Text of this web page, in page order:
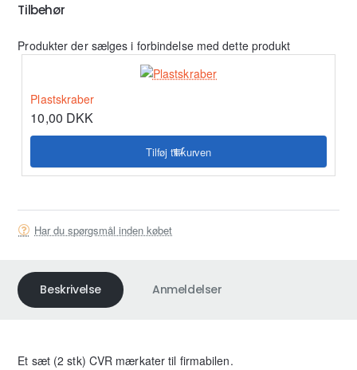
Tilbehør
Produkter der sælges i forbindelse med dette produkt
Plastskraber
10,00 DKK
Tilføj til kurven
Har du spørgsmål inden købet
Beskrivelse Anmeldelser
Et sæt (2 stk) CVR mærkater til firmabilen.